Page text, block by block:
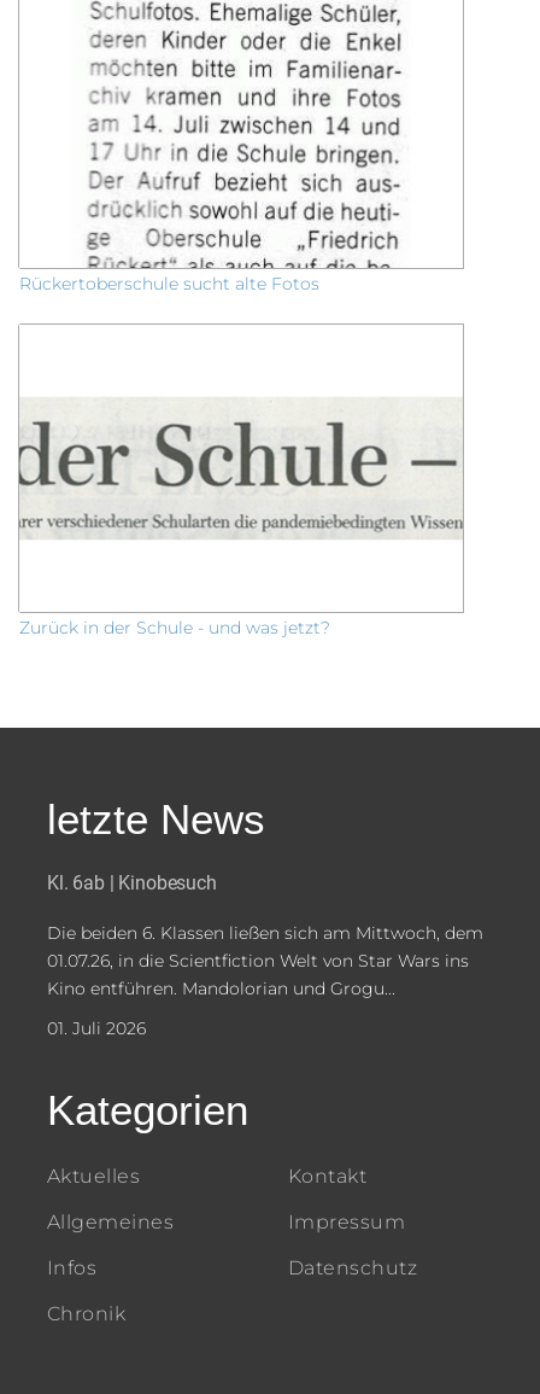
Rückertoberschule sucht alte Fotos
Zurück in der Schule - und was jetzt?
letzte News
Kl. 6ab | Kinobesuch
Die beiden 6. Klassen ließen sich am Mittwoch, dem
01.07.26, in die Scientfiction Welt von Star Wars ins
Kino entführen. Mandolorian und Grogu...
01. Juli 2026
Kategorien
Aktuelles
Allgemeines
Infos
Chronik
Kontakt
Impressum
Datenschutz